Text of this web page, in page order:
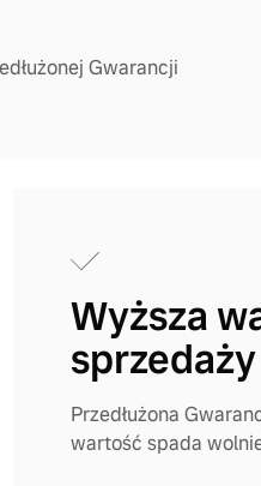
Gwarancji
Wyższa
sprzedaży
Przedłużona
wartość spada